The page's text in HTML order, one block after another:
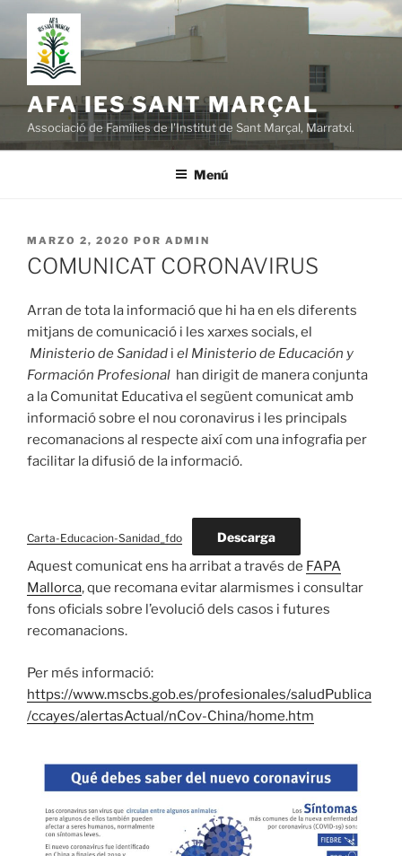
Saltar
contenido
AFA IES SANT MARÇAL
Associació de Famílies de l'Institut de Sant Marçal, Marratxi.
Menú
PUBLICADO
EL
MARZO 2, 2020 POR ADMIN
COMUNICAT CORONAVIRUS
Arran de tota la informació que hi ha en els diferents
mitjans de comunicació i les xarxes socials, el
Ministerio de Sanidad i el Ministerio de Educación y
Formación Profesional han dirigit de manera conjunta
a la Comunitat Educativa el següent comunicat amb
informació sobre el nou coronavirus i les principals
recomanacions al respecte així com una infografia per
facilitar la difusió de la informació.
Carta-Educacion-Sanidad_fdo Descarga
Aquest comunicat ens ha arribat a través de FAPA
Mallorca, que recomana evitar alarmismes i consultar
fons oficials sobre l’evolució dels casos i futures
recomanacions.
Per més informació:
https://www.mscbs.gob.es/profesionales/saludPublica
/ccayes/alertasActual/nCov-China/home.htm